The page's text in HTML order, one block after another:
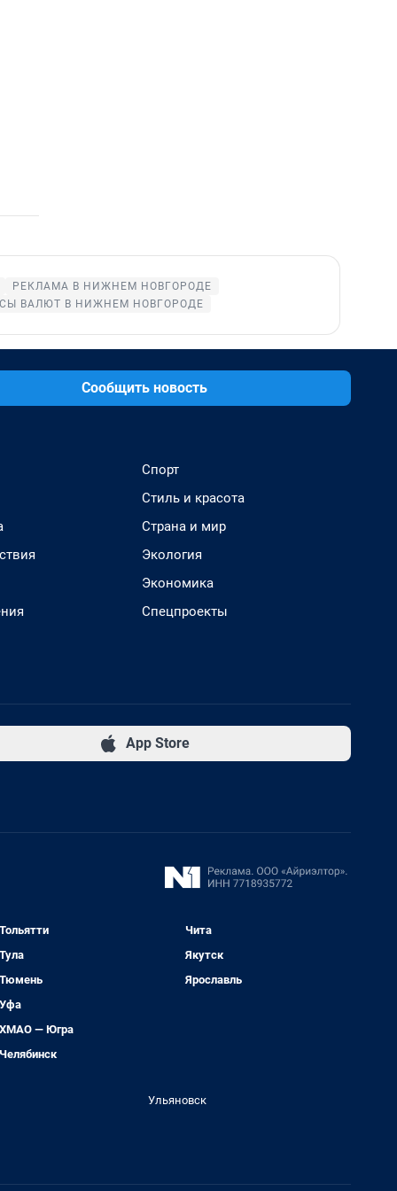
РЕКЛАМА В НИЖНЕМ НОВГОРОДЕ
ВАЛЮТ В НИЖНЕМ НОВГОРОДЕ
Сообщить новость
Спорт
Стиль и красота
Страна и мир
Экология
Экономика
Спецпроекты
App Store
Тольятти
Тула
Тюмень
Уфа
ХМАО — Югра
Челябинск
Чита
Якутск
Ярославль
Ульяновск